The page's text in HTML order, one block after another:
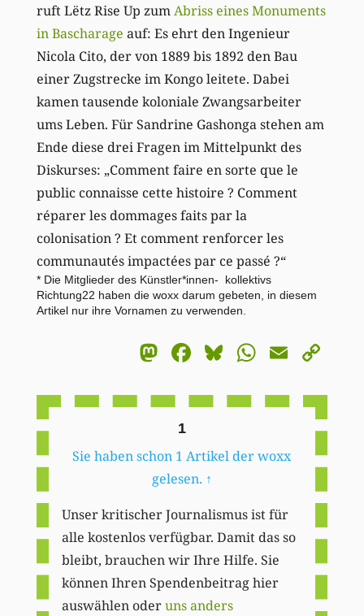
ruft Lëtz Rise Up zumAbriss eines Monuments
in Bascharage auf: Es ehrt den Ingenieur
Nicola Cito, der von 1889 bis 1892 den Bau
einer Zugstrecke im Kongo leitete. Dabei
kamen tausende koloniale Zwangsarbeiter
ums Leben. Für Sandrine Gashonga stehen am
Ende diese drei Fragen im Mittelpunkt des
Diskurses: „Comment faire en sorte que le
public connaisse cette histoire ? Comment
réparer les dommages faits par la
colonisation ? Et comment renforcer les
communautés impactées par ce passé ?“
* Die Mitglieder des Künstler*innen- kollektivs
Richtung22 haben die woxx darum gebeten, in diesem
Artikel nur ihre Vornamen zu verwenden.
Mastodon
Facebook
BlueskyEmail
1
Sie haben schon 1 Artikel der woxx
gelesen. ↑
Unser kritischer Journalismus ist für
alle kostenlos verfügbar. Damit das so
bleibt, brauchen wir Ihre Hilfe. Sie
können Ihren Spendenbeitrag hier
auswählen oderuns anders